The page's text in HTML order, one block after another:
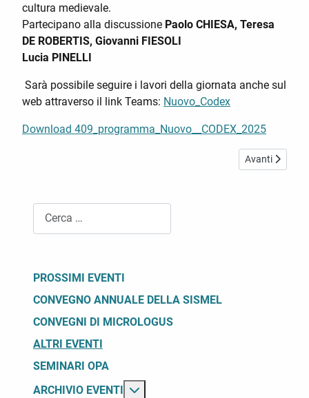
cultura medievale.
Partecipano alla discussione Paolo CHIESA, Teresa
DE ROBERTIS, Giovanni FIESOLI
Lucia PINELLI
Sarà possibile seguire i lavori della giornata anche sul
web attraverso il link Teams: Nuovo_Codex
Download 409_programma_Nuovo__CODEX_2025
Articolo
Avanti
PROSSIMI EVENTI
CONVEGNO ANNUALE DELLA SISMEL
CONVEGNI DI MICROLOGUS
ALTRI EVENTI
SEMINARI OPA
ARCHIVIO EVENTI